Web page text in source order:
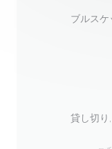
ブルスケ
貸し切り